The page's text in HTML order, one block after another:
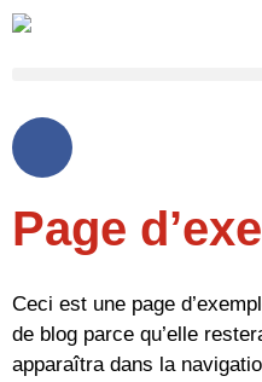
Page
Ceci est une page
de blog parce qu’elle
apparaîtra dans la